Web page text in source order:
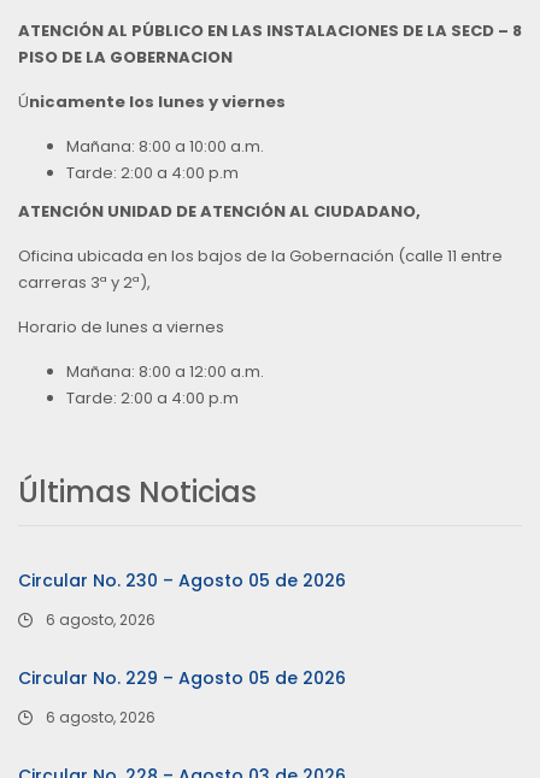
ATENCIÓN AL PÚBLICO EN LAS INSTALACIONES DE LA SECD – 8
PISO DE LA GOBERNACION
Únicamente los lunes y viernes
Mañana: 8:00 a 10:00 a.m.
Tarde: 2:00 a 4:00 p.m
ATENCIÓN UNIDAD DE ATENCIÓN AL CIUDADANO,
Oficina ubicada en los bajos de la Gobernación (calle 11 entre
carreras 3ª y 2ª),
Horario de lunes a viernes
Mañana: 8:00 a 12:00 a.m.
Tarde: 2:00 a 4:00 p.m
Últimas Noticias
Circular No. 230 – Agosto 05 de 2026
6 agosto, 2026
Circular No. 229 – Agosto 05 de 2026
6 agosto, 2026